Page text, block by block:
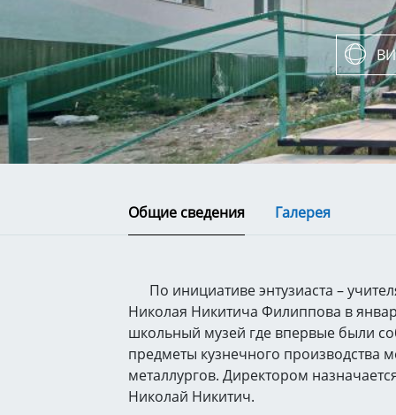
Общие сведения Галерея
По инициативе энтузиаста –
Николая Никитича Филиппова в
школьный музей где впервые были
предметы кузнечного производства
металлургов. Директором
Николай Никитич.